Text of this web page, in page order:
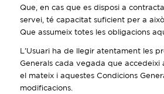
Que, en cas que es disposi a
servei, té capacitat suficient per a això.
Que assumeix totes les obligacions
L’Usuari ha de llegir atentament les
Generals cada vegada que accedeixi
el mateix i aquestes Condicions
modificacions.